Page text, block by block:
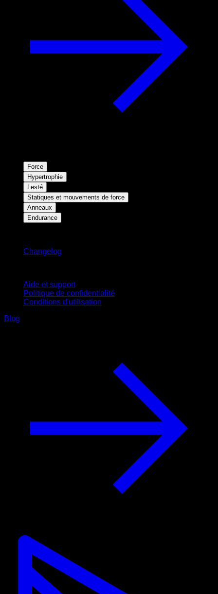
Force
Hypertrophie
Lesté
Statiques et mouvements de force
Anneaux
Endurance
Changelog
Aide et support
Politique de confidentialité
Conditions d'utilisation
Blog